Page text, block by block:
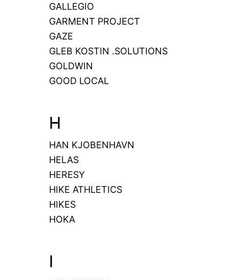
GALLEGIO
GARMENT PROJECT
GAZE
GLEB KOSTIN .SOLUTIONS
GOLDWIN
GOOD LOCAL
H
HAN KJOBENHAVN
HELAS
HERESY
HIKE ATHLETICS
HIKES
HOKA
I